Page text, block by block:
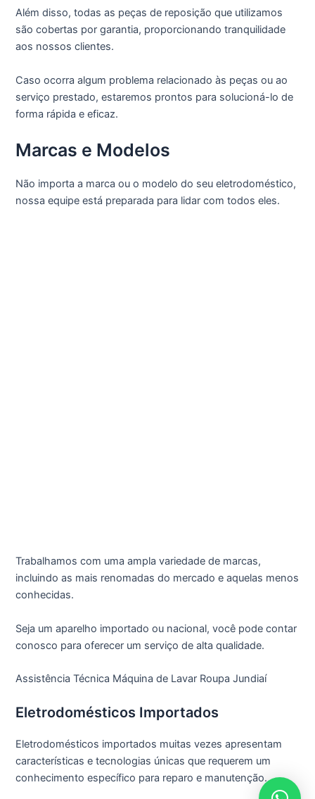
Além disso, todas as peças de reposição que utilizamos
são cobertas por garantia, proporcionando tranquilidade
aos nossos clientes.
Caso ocorra algum problema relacionado às peças ou ao
serviço prestado, estaremos prontos para solucioná-lo de
forma rápida e eficaz.
Marcas e Modelos
Não importa a marca ou o modelo do seu eletrodoméstico,
nossa equipe está preparada para lidar com todos eles.
Trabalhamos com uma ampla variedade de marcas,
incluindo as mais renomadas do mercado e aquelas menos
conhecidas.
Seja um aparelho importado ou nacional, você pode contar
conosco para oferecer um serviço de alta qualidade.
Assistência Técnica Máquina de Lavar Roupa Jundiaí
Eletrodomésticos Importados
Eletrodomésticos importados muitas vezes apresentam
características e tecnologias únicas que requerem um
conhecimento específico para reparo e manutenção.